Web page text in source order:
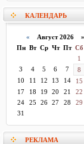
КАЛЕНДАРЬ
« Август 2026 »
Пн Вт Ср Чт Пт Сб
1
3
4 5 6 7 8
10
11 12 13 14 15
17
18 19 20 21 22
24
25 26 27 28 29
31
РЕКЛАМА